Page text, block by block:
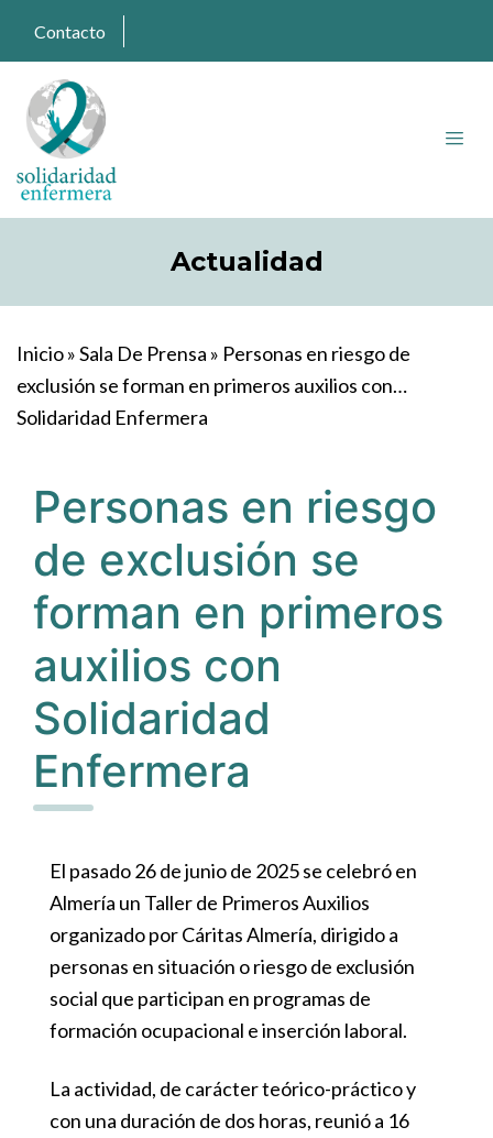
Contacto
Actualidad
Inicio»Sala De Prensa » Personas en riesgo de
exclusión se forman en primeros auxilios con
Solidaridad Enfermera
Personas en riesgo
de exclusión se
forman en primeros
auxilios con
Solidaridad
Enfermera
El pasado 26 de junio de 2025 se celebró en
Almería un Taller de Primeros Auxilios
organizado por Cáritas Almería, dirigido a
personas en situación o riesgo de exclusión
social que participan en programas de
formación ocupacional e inserción laboral.
La actividad, de carácter teórico-práctico y
con una duración de dos horas, reunió a 16